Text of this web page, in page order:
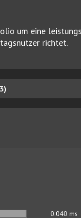
um eine
richtet.
0.040 ms